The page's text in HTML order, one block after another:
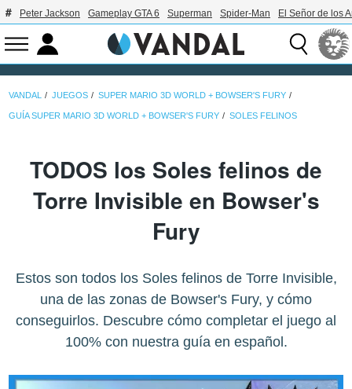
Peter Jackson Gameplay GTA 6 Superman Spider-Man El Señor de los
VANDAL JUEGOS SUPER MARIO 3D WORLD + BOWSER'S FURY
GUÍA SUPER MARIO 3D WORLD + BOWSER'S FURY SOLES FELINOS
TODOS los Soles felinos de
Torre Invisible en Bowser's
Fury
Estos son todos los Soles felinos de Torre Invisible,
una de las zonas de Bowser's Fury, y cómo
conseguirlos. Descubre cómo completar el juego al
100% con nuestra guía en español.